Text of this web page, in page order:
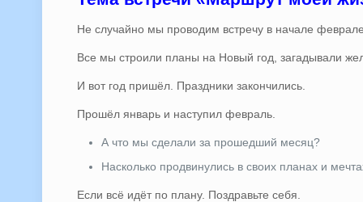
Не случайно мы проводим встречу в начале
Все мы строили планы на Новый год, загадывали
И вот год пришёл. Праздники закончились.
Прошёл январь и наступил февраль.
А что мы сделали за прошедший месяц?
Насколько продвинулись в своих планах и
Если всё идёт по плану. Поздравьте себя.